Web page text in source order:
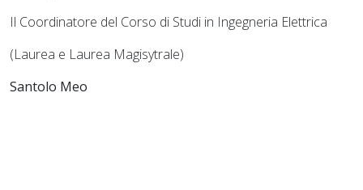
Il Coordinatore del Corso di Studi in Ingegneria Elettrica
(Laurea e Laurea Magisytrale)
Santolo Meo